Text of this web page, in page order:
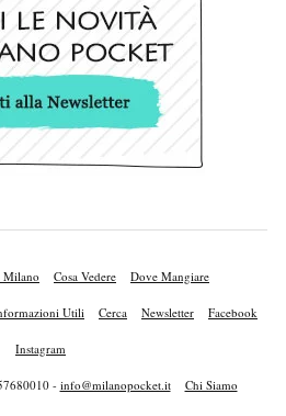
Milano Cosa Vedere Dove Mangiare
Utili Cerca Newsletter Facebook
Instagram
- info@milanopocket.it Chi Siamo